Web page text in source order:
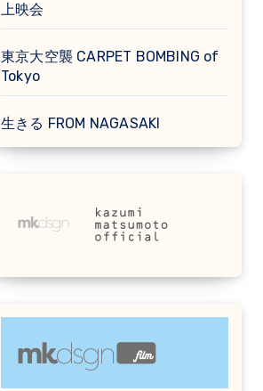
上映会
東京大空襲 CARPET BOMBING of
Tokyo
生きる FROM NAGASAKI